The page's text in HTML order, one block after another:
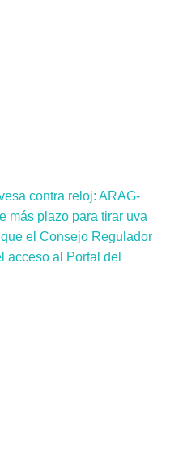
contra reloj: ARAG-
más plazo para tirar uva
el Consejo Regulador
acceso al Portal del